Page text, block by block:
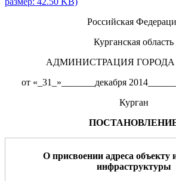
Российская
Курганская область
АДМИНИСТРАЦИЯ ГОРОДА
от «_31_»_______декабря
Курган
О присвоении адреса объекту
инфраструктуры